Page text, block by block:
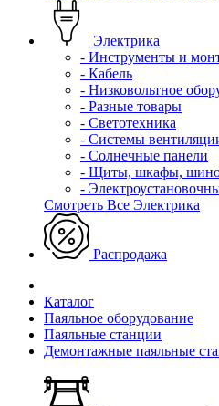
Электрика
- Инструменты и
- Кабель
- Низковольтное
- Разные товары
- Светотехника
- Системы
- Солнечные панели
- Щиты, шкафы,
-
Смотреть Все Электрика
Распродажа
Каталог
Паяльное оборудование
Паяльные станции
Демонтажные паяльные